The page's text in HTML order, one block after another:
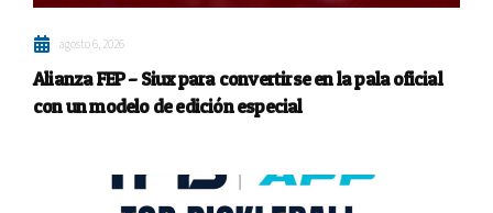
agosto 6, 2026
Alianza FEP – Siux para convertirse en la pala oficial
con un modelo de edición especial